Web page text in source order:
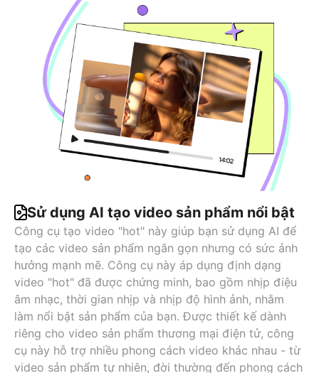
Sử dụng AI tạo video sản phẩm nổi bật
Công cụ tạo video "hot" này giúp bạn sử dụng AI để
tạo các video sản phẩm ngắn gọn nhưng có sức ảnh
hưởng mạnh mẽ. Công cụ này áp dụng định dạng
video "hot" đã được chứng minh, bao gồm nhịp điệu
âm nhạc, thời gian nhịp và nhịp độ hình ảnh, nhằm
làm nổi bật sản phẩm của bạn. Được thiết kế dành
riêng cho video sản phẩm thương mại điện tử, công
cụ này hỗ trợ nhiều phong cách video khác nhau - từ
video sản phẩm tự nhiên, đời thường đến phong cách